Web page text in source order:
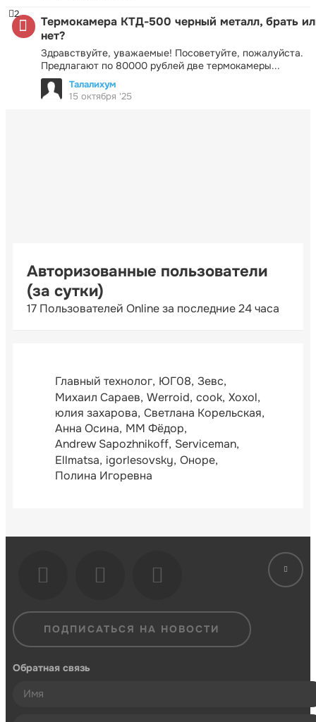
Термокамера КТД-500 черный металл, брать
нет?
Здравствуйте, уважаемые! Посоветуйте, пожалуйста.
Предлагают по 80000 рублей две термокамеры...
2
Талалихум
15 октября '25
Авторизованные пользователи
(за сутки)
17 Пользователей Online за последние 24 часа
Главный технолог ЮГ08 Зевс
Михаил Сараев Werroid cook Xoxol
юлия захарова Светлана Корельская
Анна Осина ММ Фёдор
Andrew Sapozhnikoff Serviceman
Ellmatsa igorlesovsky Оноре
Полина Игоревна
ПОДПИСАТЬСЯ НА НОВОСТИ
Обратная связь